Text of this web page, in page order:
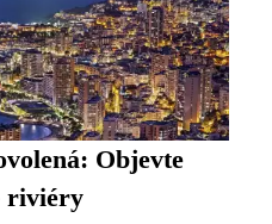
Objevte
riviéry